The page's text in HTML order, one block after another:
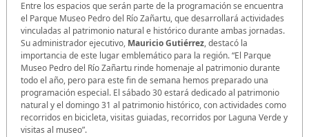
Entre los espacios que serán parte de la programación se encuentra
el Parque Museo Pedro del Río Zañartu, que desarrollará actividades
vinculadas al patrimonio natural e histórico durante ambas jornadas.
Su administrador ejecutivo, Mauricio Gutiérrez, destacó la
importancia de este lugar emblemático para la región. “El Parque
Museo Pedro del Río Zañartu rinde homenaje al patrimonio durante
todo el año, pero para este fin de semana hemos preparado una
programación especial. El sábado 30 estará dedicado al patrimonio
natural y el domingo 31 al patrimonio histórico, con actividades como
recorridos en bicicleta, visitas guiadas, recorridos por Laguna Verde y
visitas al museo”.